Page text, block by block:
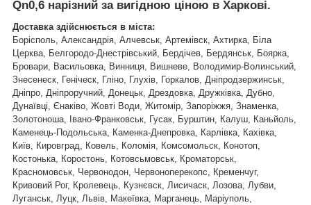
Qn0,6 нарізний за вигідною ціною в Харкові.
Доставка здійснюється в міста:
Борісполь, Александрія, Алчевськ, Артемівск, Ахтирка, Біла
Церква, Белгородо-Днестрівський, Бердічев, Бердянськ, Боярка,
Бровари, Васильовка, Винниця, Вишневе, Володимир-Волинський,
Знесенеск, Геніческ, Гліно, Глухів, Горкалов, Дніпродзержинськ,
Дніпро, Дніпроручний, Донецьк, Дрездовка, Дружківка, Дубно,
Дунаївці, Єнаківо, Жовті Води, Житомір, Запоріжжя, Знаменка,
Золотоноша, Івано-Франковськ, Гусак, Бурштин, Калуш, Каньйоль,
Каменець-Подольська, Каменка-Днепровка, Карлівка, Кахівка,
Київ, Кировград, Ковель, Коломія, Комсомольск, Конотоп,
Костонька, Коростонь, Котовсьмовськ, Кроматорськ,
Красномовськ, Червонодон, Червоноперекопс, Кременчуг,
Кривовий Рог, Кролевець, Кузнєвск, Лисичаск, Лозова, Лубви,
Луганськ, Луцк, Львів, Макеївка, Марганець, Маріуполь,